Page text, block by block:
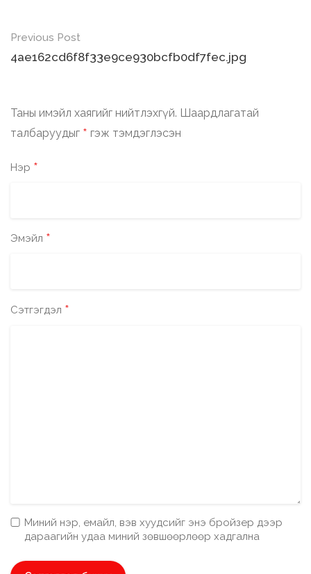
Post
navigation
Previous Post
4ae162cd6f8f33e9ce930bcfb0df7fec.jpg
Таны имэйл хаягийг нийтлэхгүй. Шаардлагатай
талбаруудыг * гэж тэмдэглэсэн
Нэр *
Эмэйл *
Сэтгэгдэл *
Миний нэр, емайл, вэв хуудсийг энэ бройзер дээр
дараагийн удаа миний зөвшөөрлөөр хадгална